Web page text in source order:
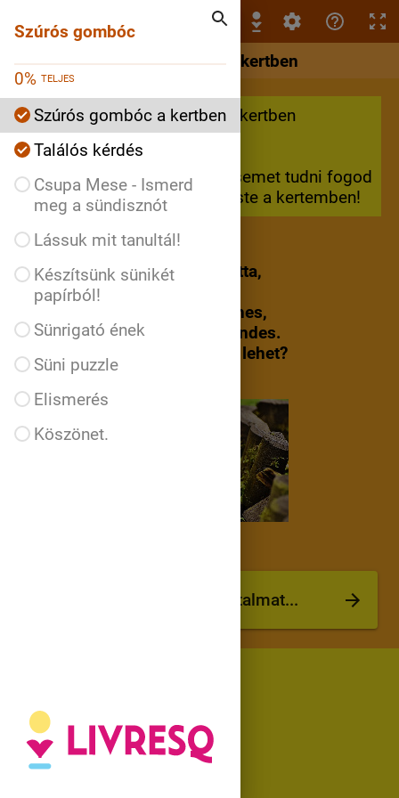
Szúrós gombóc
0% TELJES
Szúrós gombóc a kertben
Találós kérdés
Csupa Mese - Ismerd
meg a sündisznót
Lássuk mit tanultál!
Készítsünk sünikét
papírból!
Sünrigató ének
Süni puzzle
Elismerés
Köszönet.
Szúrós gombóc
Szúrós gombóc a kertben
Szúrós gombóc a kertben
Ha kitalálod a találós kérdésemet tudni fogod
kivel találkoztam tegnap este a kertemben!
Varrni még soha senki se látta,
pedig csupa tű a háta.
Tücsköt, bogarat gyűjt ha éhes,
De ősztől alvástól leszz csöndes.
Mi lehet?
Kérjük folytassa a tartalmat...